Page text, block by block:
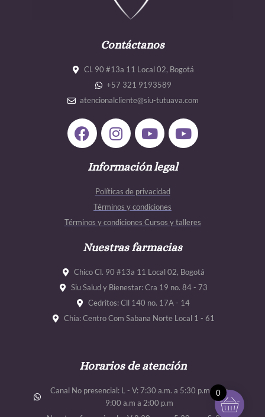
Contáctanos
Cl. 90 #13a 11 Local 02, Bogotá
+57 321 9193589
atencionalcliente@siu-tutuava.com
F
a
e
k
I
n
t
g
r
a
m
Y
o
t
b
e
Y
o
Información legal
Políticas de privacidad
Términos y condiciones
Términos y condiciones Cursos y talleres
Nuestras farmacias
Chico Cl. 90 #13a 11 Local 02, Bogotá
Siu Salud y Bienestar: Cra 19 no. 84 - 73
Cedritos: Cll 140 no. 17A - 14
Chía: Centro Com Sabana Norte Local 1 - 61
Horarios de atención
Canal No presencial: L - V: 7:30 a.m. a 5:30 p.m. Sab:
9:00 a.m a 2:00 p.m
0